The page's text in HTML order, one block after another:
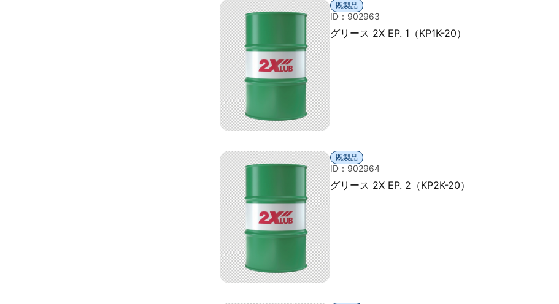
既製品
ID：902963
グリース 2X EP. 1（KP1K-20）
既製品
ID：902964
グリース 2X EP. 2（KP2K-20）